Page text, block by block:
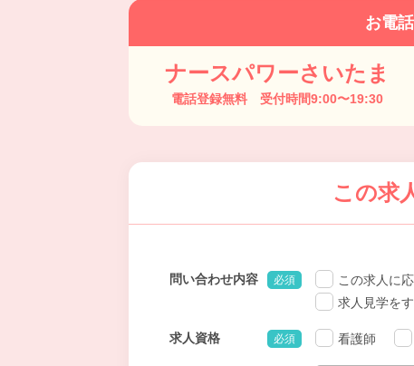
お電
ナースパワーさいたま
電話登録無料 受付時間9:00〜19:30
この求
問い合わせ内容 必須 この求人に
求人見学を
求人資格 必須 看護師